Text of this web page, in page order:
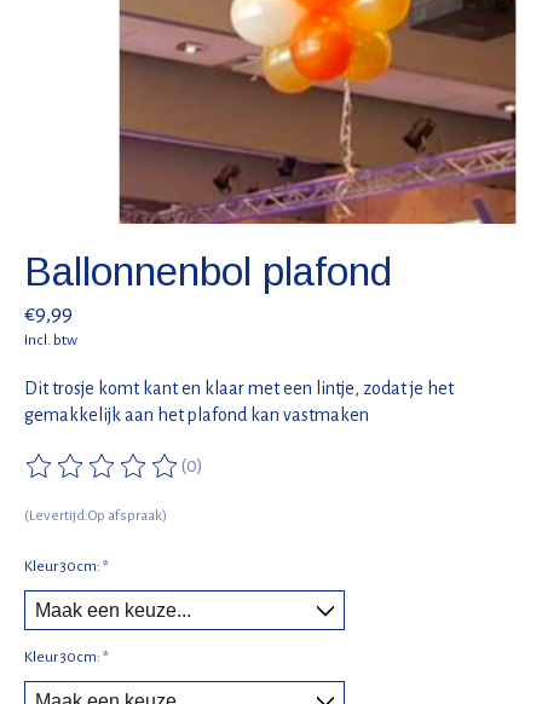
Ballonnenbol plafond
€9,99
Incl. btw
Dit trosje komt kant en klaar met een lintje, zodat je het
gemakkelijk aan het plafond kan vastmaken
De beoordeling van dit product is
(0)
(Levertijd:Op afspraak)
Kleur 30cm: *
Kleur 30cm: *